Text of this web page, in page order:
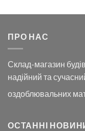
ПРО НАС
Склад-магазин
надійний та
оздоблювальних
ОСТАННІ